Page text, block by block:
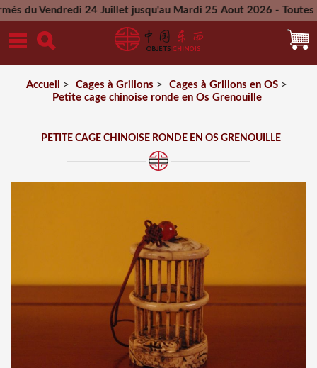
Vendredi 24 Juillet jusqu'au Mardi 25 Aout 2026 - Toutes les
Mercredi 26 Aout 2026
Accueil > Cages à Grillons > Cages à Grillons en OS >
Petite cage chinoise ronde en Os Grenouille
PETITE CAGE CHINOISE RONDE EN OS GRENOUILLE